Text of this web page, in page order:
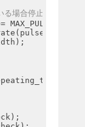
場合停止
*t)